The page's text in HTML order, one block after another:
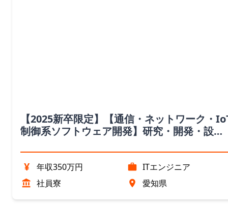
【2025新卒限定】【通信・ネットワーク・
制御系ソフトウェア開発】研究・開発・設計
¥
年収350万円
ITエンジニア
社員寮
愛知県